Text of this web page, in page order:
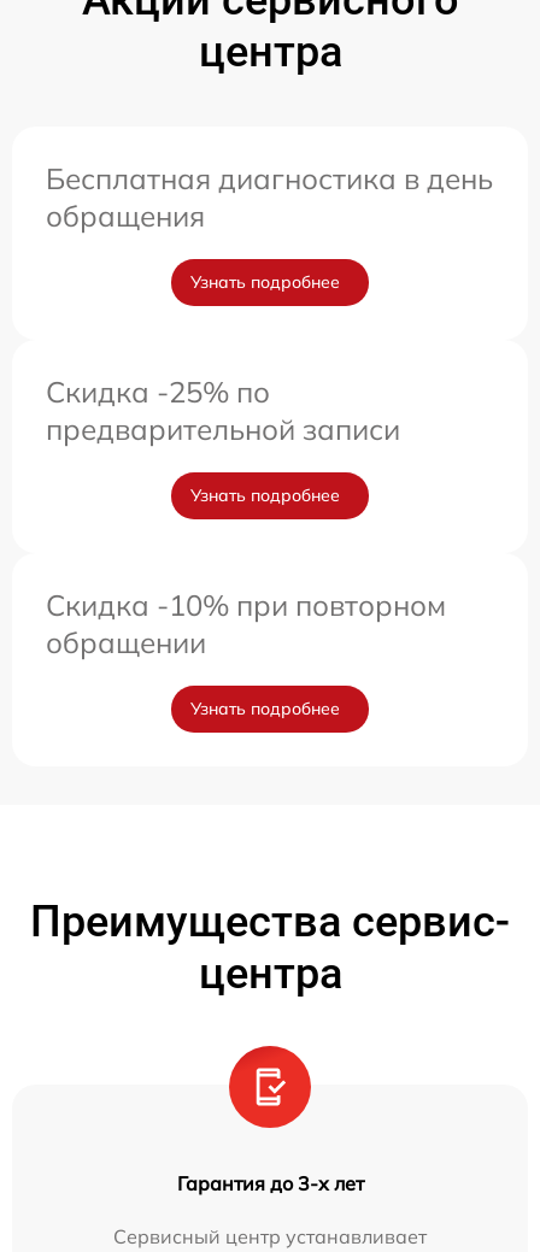
центра
Бесплатная диагностика в день
обращения
Узнать подробнее
Скидка -25% по
предварительной записи
Узнать подробнее
Скидка -10% при повторном
обращении
Узнать подробнее
Преимущества сервис-
центра
Гарантия до 3-х лет
Сервисный центр устанавливает